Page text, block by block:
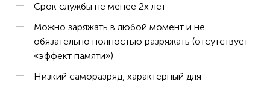
Срок службы не менее 2х лет
Можно заряжать в любой момент и не
обязательно полностью разряжать (отсутствует
«эффект памяти»)
Низкий саморазряд, характерный для